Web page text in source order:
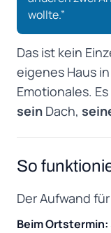
wollte.”
Das ist kein
eigenes Haus
Emotionales.
sein Dach,
So
Der Aufwand
Beim Ortstermin: